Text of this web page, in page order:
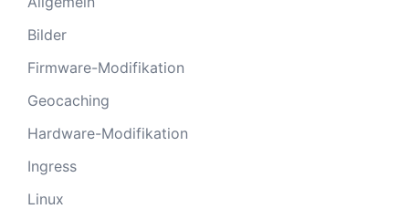
Bilder
Firmware-Modifikation
Geocaching
Hardware-Modifikation
Ingress
Linux